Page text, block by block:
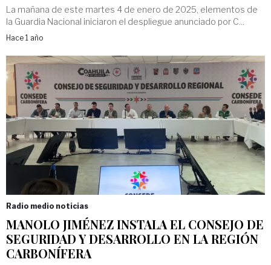
La mañana de este martes 4 de enero de 2025, elementos de
la Guardia Nacional iniciaron el despliegue anunciado por C...
Hace 1 año
Radio medio noticias
MANOLO JIMÉNEZ INSTALA EL CONSEJO DE
SEGURIDAD Y DESARROLLO EN LA REGIÓN
CARBONÍFERA